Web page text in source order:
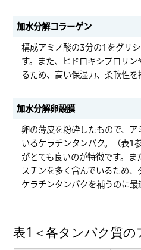
加水分解コラーゲン
構成アミノ酸の3分の1をグリ
す。また、ヒドロキシプロリ
るため、高い保湿力、柔軟性を
加水分解卵殻膜
卵の薄皮を粉砕したもので、
いるケラチンタンパク。（表1
がとても良いのが特徴です。
スチンを多く含んでいるため
ケラチンタンパクを補うのに最
表1＜各タンパク質の